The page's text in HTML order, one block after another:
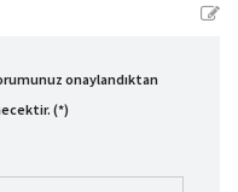
onaylandıktan
(*)